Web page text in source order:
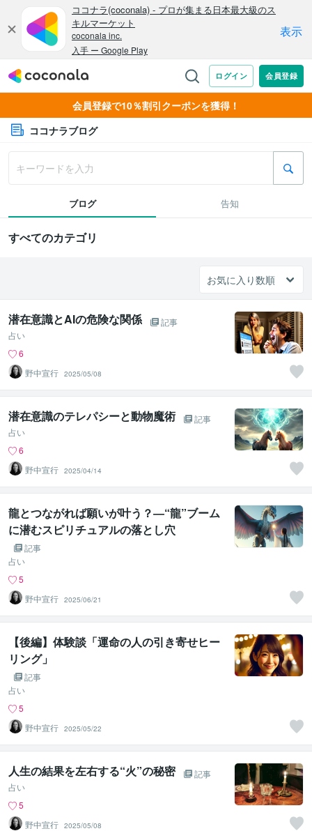
会員登録で10％割引クーポンを獲得！
ココナラブログ
ブログ 告知
すべてのカテゴリ
潜在意識とAIの危険な関係
記事
占い
6
野中宣行 2025/05/08
潜在意識のテレパシーと動物魔術
記事
占い
6
野中宣行 2025/04/14
龍とつながれば願いが叶う？―“龍”ブーム
に潜むスピリチュアルの落とし穴
記事
占い
5
野中宣行 2025/06/21
【後編】体験談「運命の人の引き寄せヒー
リング」
記事
占い
5
野中宣行 2025/05/22
人生の結果を左右する“火”の秘密
記事
占い
5
野中宣行 2025/05/08